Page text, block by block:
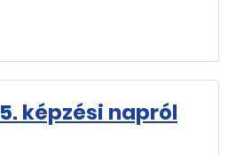
képzési napról